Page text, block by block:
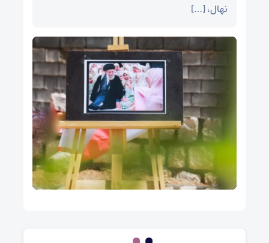
نهال، […]